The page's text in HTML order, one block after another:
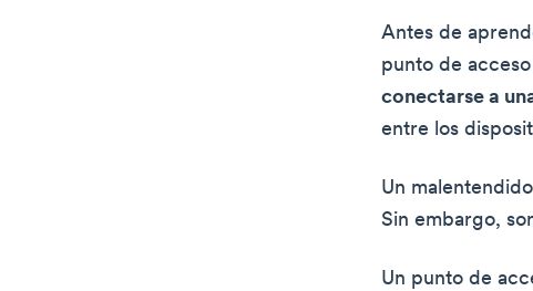
Antes de
punto de
conectarse a
entre los
Un
Sin embargo,
Un punto de